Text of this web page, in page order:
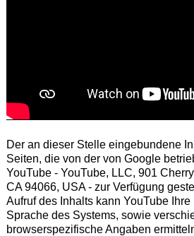
Der an dieser Stelle eingebundene
Seiten, die von der von Google
YouTube - YouTube, LLC, 901
CA 94066, USA - zur Verfügung
Aufruf des Inhalts kann YouTube
Sprache des Systems, sowie
browserspezifische Angaben